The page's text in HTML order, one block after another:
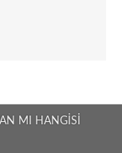
MI HANGISI